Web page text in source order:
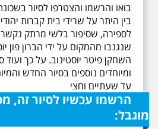
בואו והרשמו והצטרפו לסיור
בין היתר על שרידי בית קברות
לספירה, שסיפור בלשי מרתק נקשר
שנגנבו מהמקום על ידי הברון פון
השחקן פיטר יוסטינוב. על כך ועוד
ומיוחדים נוספים בסיור החדש
עד שעתיים וחצי
הרשמו עכשיו לסיור זה,
מוגבל: